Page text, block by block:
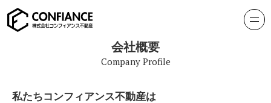
会社概要
Company Profile
私たちコンフィアンス不動産は